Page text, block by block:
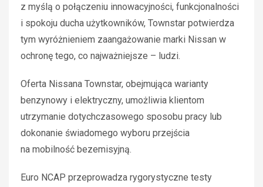
z myślą o połączeniu innowacyjności, funkcjonalności
i spokoju ducha użytkowników, Townstar potwierdza
tym wyróżnieniem zaangażowanie marki Nissan w
ochronę tego, co najważniejsze – ludzi.
Oferta Nissana Townstar, obejmująca warianty
benzynowy i elektryczny, umożliwia klientom
utrzymanie dotychczasowego sposobu pracy lub
dokonanie świadomego wyboru przejścia
na mobilność bezemisyjną.
Euro NCAP przeprowadza rygorystyczne testy